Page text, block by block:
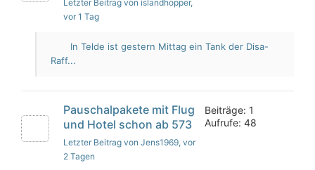
Letzter Beitrag von islandhopper,
vor 1 Tag
In Telde ist gestern Mittag ein Tank der Disa-
Raff...
Pauschalpakete mit Flug
und Hotel schon ab 573
Letzter Beitrag von Jens1969, vor
2 Tagen
Beiträge: 1
Aufrufe: 48